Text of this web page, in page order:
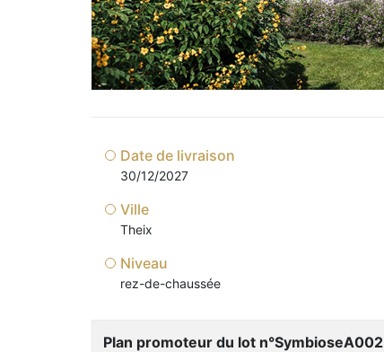
Date de livraison
30/12/2027
Ville
Theix
Niveau
rez-de-chaussée
Plan promoteur du lot n°SymbioseA002